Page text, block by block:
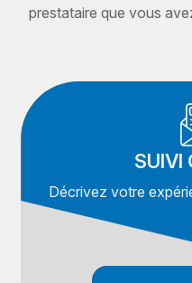
prestataire que vous
SUIVI
Décrivez votre